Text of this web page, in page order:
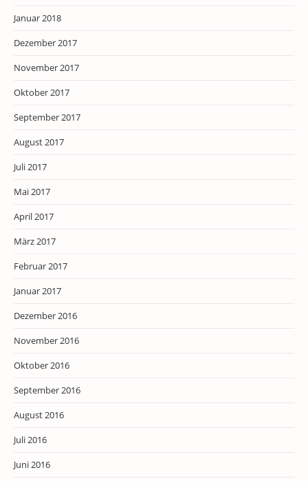
Januar 2018
Dezember 2017
November 2017
Oktober 2017
September 2017
August 2017
Juli 2017
Mai 2017
April 2017
März 2017
Februar 2017
Januar 2017
Dezember 2016
November 2016
Oktober 2016
September 2016
August 2016
Juli 2016
Juni 2016